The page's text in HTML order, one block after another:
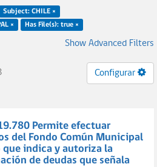
Subject: CHILE ×
×
Has File(s): true ×
Show Advanced Filters
Configurar
Permite efectuar
del Fondo Común Municipal
que indica y autoriza la
de deudas que señala